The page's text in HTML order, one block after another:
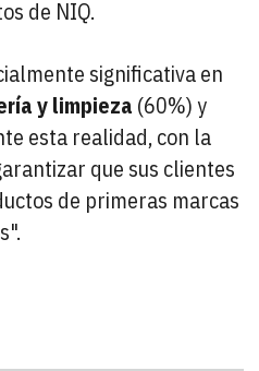
de NIQ.
significativa en
y limpieza (60%) y
esta realidad, con la
que sus clientes
de primeras marcas